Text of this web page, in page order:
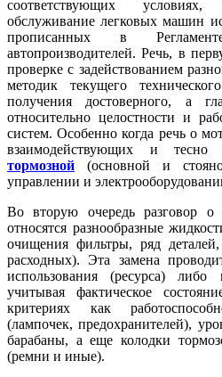
соответствующих
обслуживание легковых машин
прописанных в
автопроизводителей. Речь, в
проверке с задействованием
методик текущего
получения достоверного, а
относительно целостности и
систем. Особенно когда речь о
взаимодействующих и тесно
тормозной (основной и
управлении и
Во вторую очередь разговор
относятся разнообразные
очищения фильтры, ряд
расходных). Эта замена
использования (ресурса) либо
учитывая фактическое
критериях как
(лампочек, предохранителей),
барабаны, а еще колодки
(ремни и иные).